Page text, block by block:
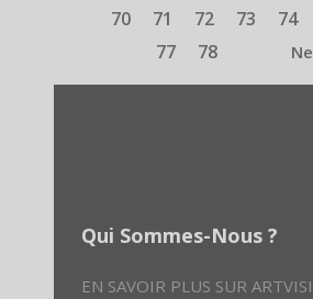
70
71 72 73 74
77
78
Qui Sommes-Nous ?
EN SAVOIR PLUS SUR